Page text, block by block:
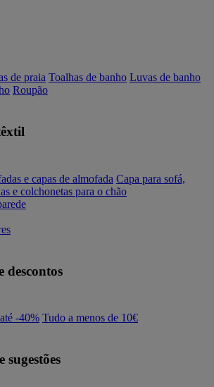
de praia Toalhas de banho Luvas de banho
Roupão
e capas de almofada Capa para sofá,
e colchonetas para o chão
descontos
-40% Tudo a menos de 10€
sugestões